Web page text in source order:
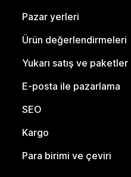
Pazar yerleri
Ürün değerlendirmeleri
Yukarı satış ve paketler
E-posta ile pazarlama
SEO
Kargo
Para birimi ve çeviri